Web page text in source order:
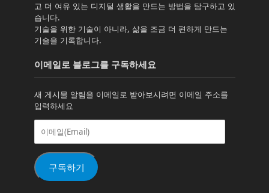
고 더 여유 있는 디지털 생활을 만드는 방법을 탐구하고 있
습니다.
기술을 위한 기술이 아니라, 삶을 조금 더 편하게 만드는
기술을 기록합니다.
이메일로 블로그를 구독하세요
새 게시물 알림을 이메일로 받아보시려면 이메일 주소를
입력하세요
(Email)
구독하기